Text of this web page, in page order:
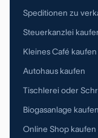
Speditionen zu
Steuerkanzlei
Kleines Café
Autohaus kaufen
Tischlerei oder
Biogasanlage kaufen
Online Shop